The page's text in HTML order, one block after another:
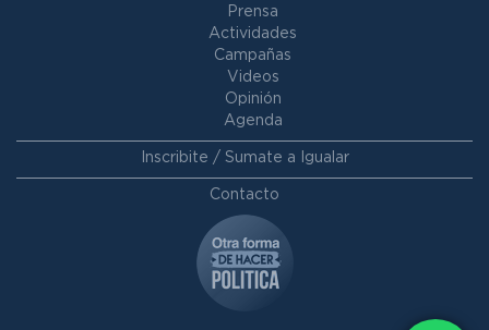
Prensa
Actividades
Campañas
Videos
Opinión
Agenda
Inscribite / Sumate a Igualar
Contacto